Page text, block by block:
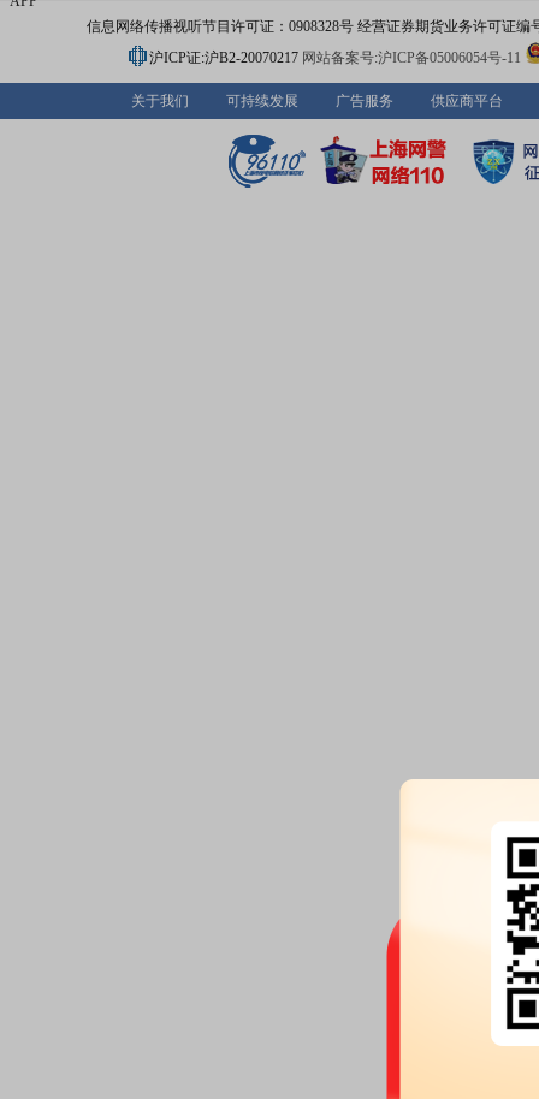
信息网络传播视听节目许可证：0908328号 经营证券期货业务许可证编
沪ICP证:沪B2-20070217 网站备案号:沪ICP备05006054号-11
关于我们 可持续发展 广告服务 供应商平台